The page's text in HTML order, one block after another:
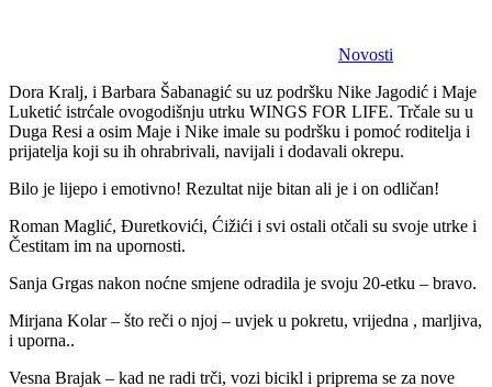
Novosti
Dora Kralj, i Barbara Šabanagić su uz podršku Nike Jagodić i Maje
Luketić istrćale ovogodišnju utrku WINGS FOR LIFE. Trčale su u
Duga Resi a osim Maje i Nike imale su podršku i pomoć roditelja i
prijatelja koji su ih ohrabrivali, navijali i dodavali okrepu.
Bilo je lijepo i emotivno! Rezultat nije bitan ali je i on odličan!
Roman Maglić, Đuretkovići, Ćižići i svi ostali otčali su svoje utrke i
Čestitam im na upornosti.
Sanja Grgas nakon noćne smjene odradila je svoju 20-etku – bravo.
Mirjana Kolar – što reči o njoj – uvjek u pokretu, vrijedna , marljiva,
i uporna..
Vesna Brajak – kad ne radi trči, vozi bicikl i priprema se za nove